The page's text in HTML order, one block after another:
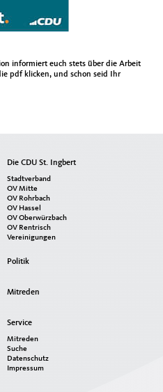
informiert euch stets über die Arbeit
pdf klicken, und schon seid Ihr
Die CDU St. Ingbert
Stadtverband
OV Mitte
OV Rohrbach
OV Hassel
OV Oberwürzbach
OV Rentrisch
Vereinigungen
Politik
Mitreden
Service
Mitreden
Suche
Datenschutz
Impressum